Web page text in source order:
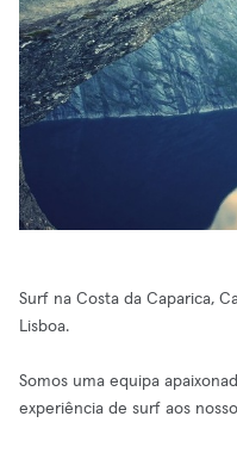
Surf na Costa da Caparica,
Lisboa.
Somos uma equipa
experiência de surf aos